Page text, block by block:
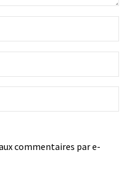
commentaires par e-